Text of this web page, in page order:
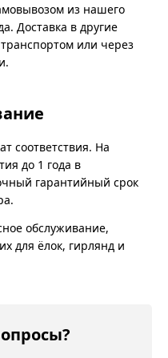
из нашего
Доставка в другие
или через
соответствия. На
до 1 года в
гарантийный срок
обслуживание,
для ёлок, гирлянд и